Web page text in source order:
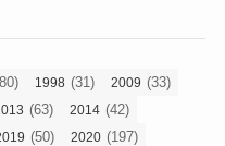
1998 (31) 2009 (33)
(63) 2014 (42)
(50) 2020 (197)